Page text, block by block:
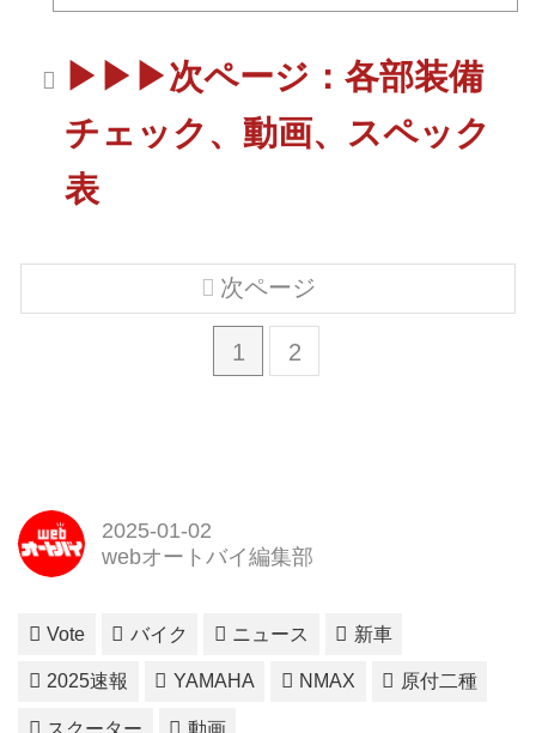
▶▶▶次ページ：各部装備
チェック、動画、スペック
表
1 2
次ページ
2025-01-02
webオートバイ編集部
Vote バイク ニュース 新車
2025速報 YAMAHA NMAX 原付二種
スクーター 動画